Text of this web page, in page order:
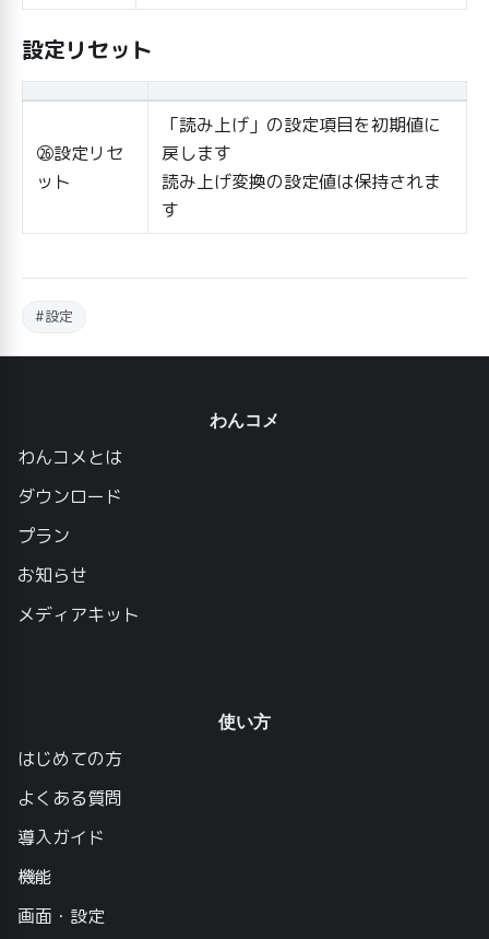
設定リセット
㉖設定リセ
ット
「読み上げ」の設定項目を初期値に
戻します
読み上げ変換の設定値は保持されま
す
#設定
わんコメ
わんコメとは
ダウンロード
プラン
お知らせ
メディアキット
使い方
はじめての方
よくある質問
導入ガイド
機能
画面・設定